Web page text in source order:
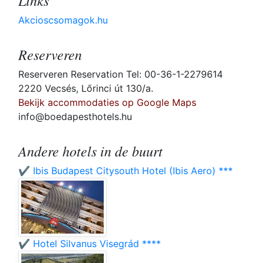
Akcioscsomagok.hu
Reserveren
Reserveren Reservation Tel: 00-36-1-2279614
2220 Vecsés, Lőrinci út 130/a.
Bekijk accommodaties op Google Maps
info@boedapesthotels.hu
Andere hotels in de buurt
✔️ Ibis Budapest Citysouth Hotel (Ibis Aero) ***
✔️ Hotel Silvanus Visegrád ****